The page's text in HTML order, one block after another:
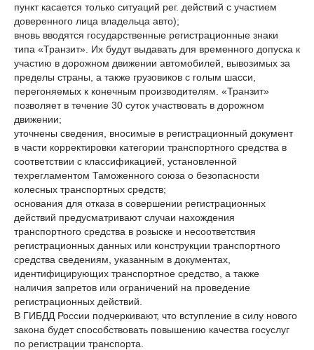
пункт касается только ситуаций рег. действий с участием
доверенного лица владельца авто);
вновь вводятся государственные регистрационные знаки
типа «Транзит». Их будут выдавать для временного допуска к
участию в дорожном движении автомобилей, вывозимых за
пределы страны, а также грузовиков с голым шасси,
перегоняемых к конечным производителям. «Транзит»
позволяет в течение 30 суток участвовать в дорожном
движении;
уточнены сведения, вносимые в регистрационный документ
в части корректировки категории транспортного средства в
соответствии с классификацией, установленной
техрегламентом Таможенного союза о безопасности
колесных транспортных средств;
основания для отказа в совершении регистрационных
действий предусматривают случаи нахождения
транспортного средства в розыске и несоответствия
регистрационных данных или конструкции транспортного
средства сведениям, указанным в документах,
идентифицирующих транспортное средство, а также
наличия запретов или ограничений на проведение
регистрационных действий.
В ГИБДД России подчеркивают, что вступление в силу нового
закона будет способствовать повышению качества госуслуг
по регистрации транспорта.